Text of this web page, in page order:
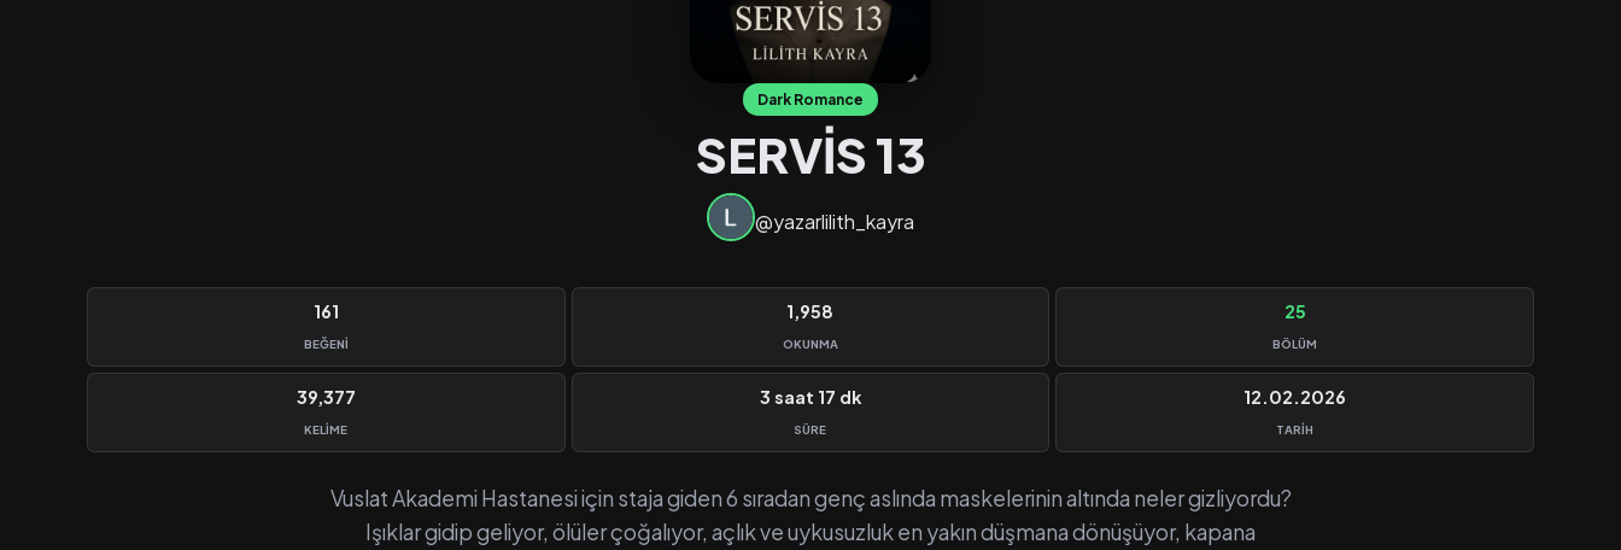
Dark Romance
SERVİS 13
@yazarlilith_kayra
161
BEĞENI
1,958
OKUNMA
25
BÖLÜM
39,377
KELIME
3 saat 17 dk
SÜRE
12.02.2026
TARIH
Vuslat Akademi Hastanesi için staja giden 6 sıradan genç aslında maskelerinin altında neler gizliyordu?
Işıklar gidip geliyor, ölüler çoğalıyor, açlık ve uykusuzluk en yakın düşmana dönüşüyor, kapana